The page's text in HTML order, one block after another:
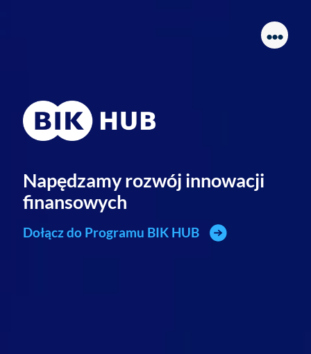
...
Napędzamy rozwój innowacji
finansowych
Dołącz do Programu BIK HUB